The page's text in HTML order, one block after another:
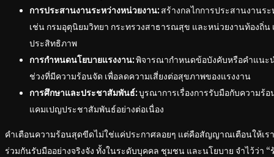
การประสานงานระหว่างหน่วยงาน:สร้างกลไกการประสานงานร
เช่น กรมอุตุนิยมวิทยา กระทรวงสาธารณสุข และหน่วยงานท้องถิ่น
ประสิทธิภาพ
การกำหนดนโยบายแรงงาน:พิจารณากำหนดข้อบังคับหรือคำแนะน
ช่วงที่มีความร้อนจัด เพื่อลดความเสี่ยงต่อสุขภาพของแรงงาน
การศึกษาและประชาสัมพันธ์:บูรณาการเรื่องการรับมือกับความร้
แคมเปญประชาสัมพันธ์อย่างต่อเนื่อง
คำเตือนความร้อนสุดขีดไม่ใช่แค่ประกาศลอยๆ แต่คือสัญญาณเตือนให้เ
ร่วมกันรับมืออย่างจริงจัง ทั้งในระดับบุคคล ชุมชน และนโยบาย จำไว้ว่า “